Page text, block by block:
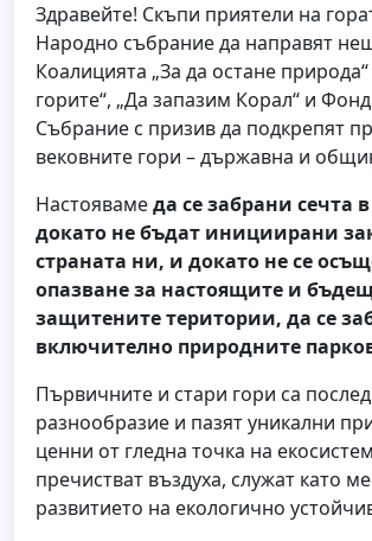
Здравейте! Скъпи приятели на
Народно събрание да направят
Коалицията „За да остане
горите“, „Да запазим Корал“ и
Събрание с призив да подкрепят
вековните гори – държавна и
Настоявамеда се забрани сечта
докато не бъдат инициирани
страната ни, и докато не се
опазване за настоящите и
защитените територии, да се
включително природните
Първичните и стари гори са
разнообразие и пазят уникални
ценни от гледна точка на
пречистват въздуха, служат като
развитието на екологично